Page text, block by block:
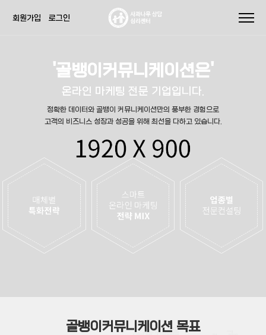
회원가입 로그인
'골뱅이커뮤니케이션은'
온라인 마케팅 전문 기업입니다.
정확한 데이터와 골뱅이 커뮤니케이션만의 풍부한 경험으로
고객의 비즈니스 성장과 성공을 위해 최선을 다하고 있습니다.
골뱅이커뮤니케이션 목표